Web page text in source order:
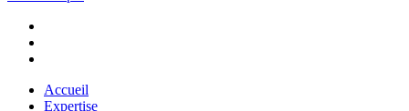
Accueil
Expertise